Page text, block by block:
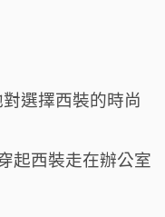
選擇西裝的時尚
起西裝走在辦公室